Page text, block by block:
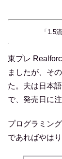
「1.5
東プレ
ましたが、そ
た。夫は日本
で、発売日に注
プログラミン
であればやは